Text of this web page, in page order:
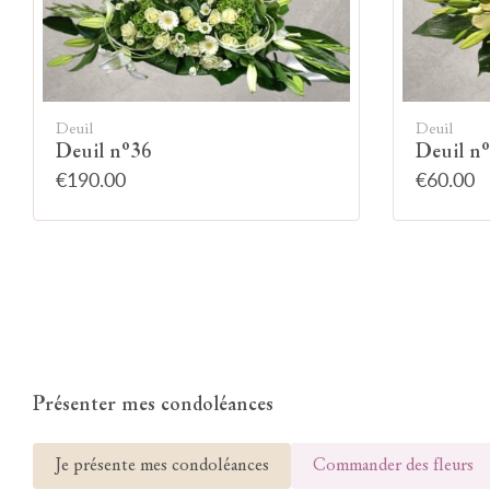
Deuil
Deuil n°36
€190.00
Deuil
Deuil
€60.00
Présenter mes condoléances
Je présente mes condoléances Commander des fleurs